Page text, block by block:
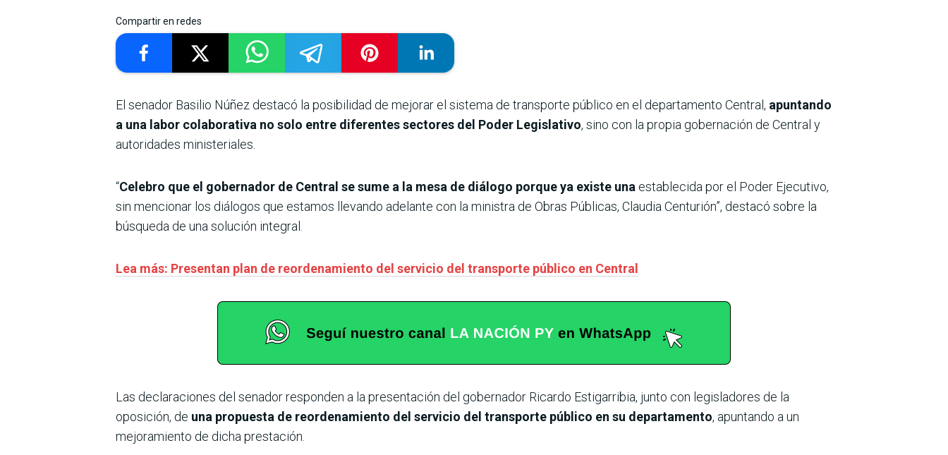
Compartir en redes
El senador Basilio Núñez destacó la posibilidad de mejorar el sistema de transporte público en el departamento Central, apuntando
a una labor colaborativa no solo entre diferentes sectores del Poder Legislativo, sino con la propia gobernación de Central y
autoridades ministeriales.
“Celebro que el gobernador de Central se sume a la mesa de diálogo porque ya existe una establecida por el Poder Ejecutivo,
sin mencionar los diálogos que estamos llevando adelante con la ministra de Obras Públicas, Claudia Centurión”, destacó sobre la
búsqueda de una solución integral.
Lea más: Presentan plan de reordenamiento del servicio del transporte público en Central
Las declaraciones del senador responden a la presentación del gobernador Ricardo Estigarribia, junto con legisladores de la
oposición, de una propuesta de reordenamiento del servicio del transporte público en su departamento, apuntando a un
mejoramiento de dicha prestación.